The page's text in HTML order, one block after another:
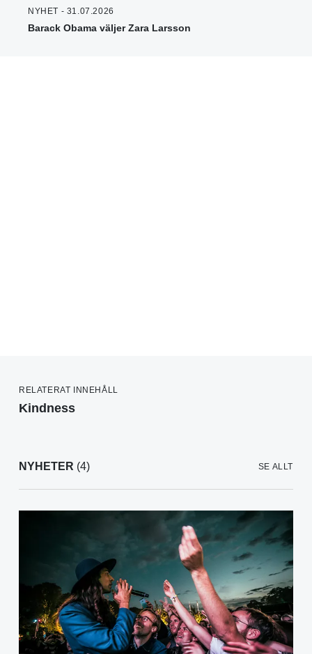
NYHET - 31.07.2026
Barack Obama väljer Zara Larsson
RELATERAT INNEHÅLL
Kindness
NYHETER (4) SE ALLT